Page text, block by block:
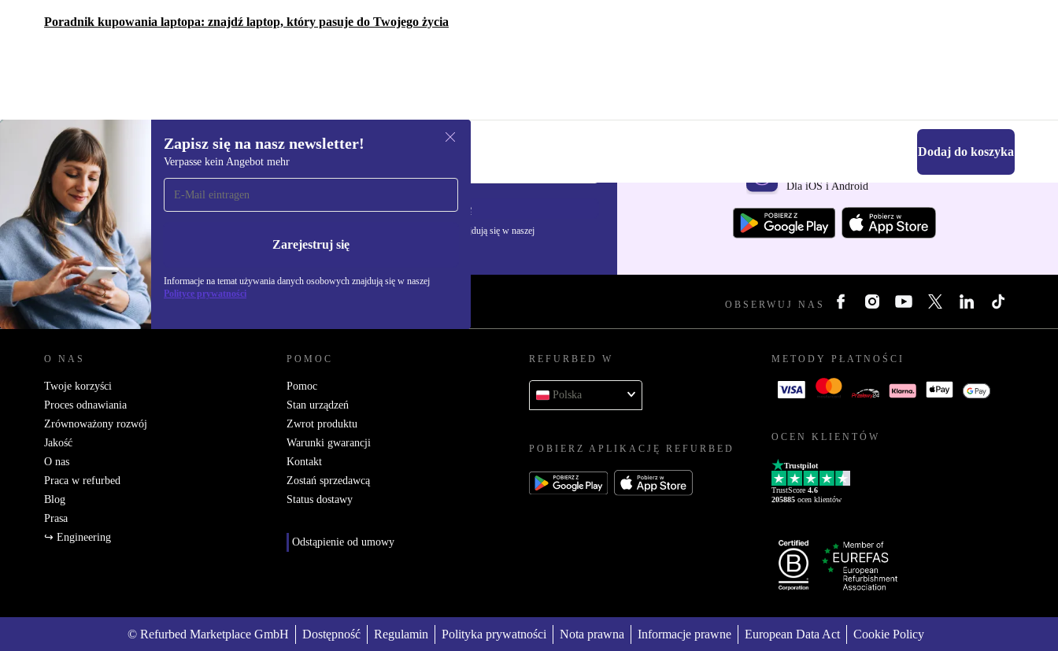
Poradnik kupowania laptopa: znajdź laptop, który pasuje do Twojego życia
2 577,77 zł (-68%) Dodaj do koszyka
Zapisz się na nasz newsletter!
Verpasse kein Angebot mehr
Zarejestruj się
Informacje na temat używania danych osobowych znajdują się w naszej
Polityce prywatności
Zapisz się na nasz
newsletter!
Nie przegap żadnej oferty.
Zarejestruj się
Informacje na temat używania danych osobowych znajdują się w naszej
Polityce prywatności
Pobierz aplikację refurbed
Dla iOS i Android
REFURBED POLSKA - RETHINK NEW. OBSERWUJ NAS
O NAS
Twoje korzyści
Proces odnawiania
Zrównoważony rozwój
Jakość
O nas
Praca w refurbed
Blog
Prasa
↪ Engineering
POMOC
Pomoc
Stan urządzeń
Zwrot produktu
Warunki gwarancji
Kontakt
Zostań sprzedawcą
Status dostawy
Odstąpienie od umowy
REFURBED W
Polska
POBIERZ APLIKACJĘ REFURBED
METODY PŁATNOŚCI
OCEN KLIENTÓW
Trustpilot
TrustScore 4.6
205885 ocen klientów
© Refurbed Marketplace GmbH Dostępność Regulamin Polityka prywatności Nota prawna Informacje prawne European Data Act Cookie Policy